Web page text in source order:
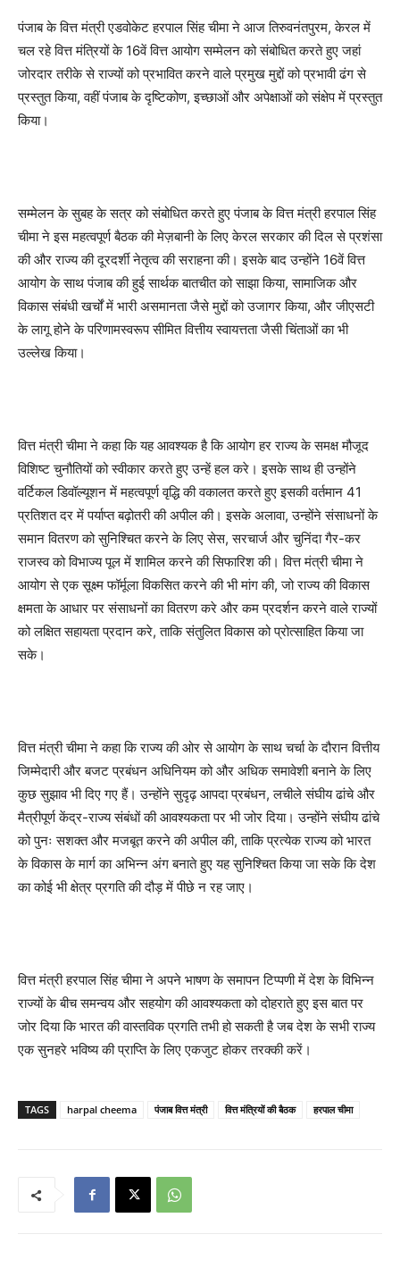
पंजाब के वित्त मंत्री एडवोकेट हरपाल सिंह चीमा ने आज तिरुवनंतपुरम, केरल में
चल रहे वित्त मंत्रियों के 16वें वित्त आयोग सम्मेलन को संबोधित करते हुए जहां
जोरदार तरीके से राज्यों को प्रभावित करने वाले प्रमुख मुद्दों को प्रभावी ढंग से
प्रस्तुत किया, वहीं पंजाब के दृष्टिकोण, इच्छाओं और अपेक्षाओं को संक्षेप में प्रस्तुत
किया।
सम्मेलन के सुबह के सत्र को संबोधित करते हुए पंजाब के वित्त मंत्री हरपाल सिंह
चीमा ने इस महत्वपूर्ण बैठक की मेज़बानी के लिए केरल सरकार की दिल से प्रशंसा
की और राज्य की दूरदर्शी नेतृत्व की सराहना की। इसके बाद उन्होंने 16वें वित्त
आयोग के साथ पंजाब की हुई सार्थक बातचीत को साझा किया, सामाजिक और
विकास संबंधी खर्चों में भारी असमानता जैसे मुद्दों को उजागर किया, और जीएसटी
के लागू होने के परिणामस्वरूप सीमित वित्तीय स्वायत्तता जैसी चिंताओं का भी
उल्लेख किया।
वित्त मंत्री चीमा ने कहा कि यह आवश्यक है कि आयोग हर राज्य के समक्ष मौजूद
विशिष्ट चुनौतियों को स्वीकार करते हुए उन्हें हल करे। इसके साथ ही उन्होंने
वर्टिकल डिवॉल्यूशन में महत्वपूर्ण वृद्धि की वकालत करते हुए इसकी वर्तमान 41
प्रतिशत दर में पर्याप्त बढ़ोतरी की अपील की। इसके अलावा, उन्होंने संसाधनों के
समान वितरण को सुनिश्चित करने के लिए सेस, सरचार्ज और चुनिंदा गैर-कर
राजस्व को विभाज्य पूल में शामिल करने की सिफारिश की। वित्त मंत्री चीमा ने
आयोग से एक सूक्ष्म फॉर्मूला विकसित करने की भी मांग की, जो राज्य की विकास
क्षमता के आधार पर संसाधनों का वितरण करे और कम प्रदर्शन करने वाले राज्यों
को लक्षित सहायता प्रदान करे, ताकि संतुलित विकास को प्रोत्साहित किया जा
सके।
वित्त मंत्री चीमा ने कहा कि राज्य की ओर से आयोग के साथ चर्चा के दौरान वित्तीय
जिम्मेदारी और बजट प्रबंधन अधिनियम को और अधिक समावेशी बनाने के लिए
कुछ सुझाव भी दिए गए हैं। उन्होंने सुदृढ़ आपदा प्रबंधन, लचीले संघीय ढांचे और
मैत्रीपूर्ण केंद्र-राज्य संबंधों की आवश्यकता पर भी जोर दिया। उन्होंने संघीय ढांचे
को पुनः सशक्त और मजबूत करने की अपील की, ताकि प्रत्येक राज्य को भारत
के विकास के मार्ग का अभिन्न अंग बनाते हुए यह सुनिश्चित किया जा सके कि देश
का कोई भी क्षेत्र प्रगति की दौड़ में पीछे न रह जाए।
वित्त मंत्री हरपाल सिंह चीमा ने अपने भाषण के समापन टिप्पणी में देश के विभिन्न
राज्यों के बीच समन्वय और सहयोग की आवश्यकता को दोहराते हुए इस बात पर
जोर दिया कि भारत की वास्तविक प्रगति तभी हो सकती है जब देश के सभी राज्य
एक सुनहरे भविष्य की प्राप्ति के लिए एकजुट होकर तरक्की करें।
TAGS harpal cheema पंजाब वित्त मंत्री वित्त मंत्रियों की बैठक हरपाल चीमा